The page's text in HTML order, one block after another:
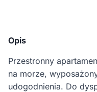
Opis
Przestronny
na morze,
udogodnienia. Do